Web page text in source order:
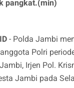
pangkat.(min)
- Polda Jambi
Polri
Irjen Pol.
Jambi pada